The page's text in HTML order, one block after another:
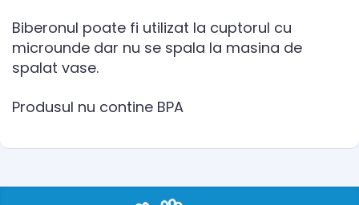
Biberonul poate fi utilizat la cuptorul cu
microunde dar nu se spala la masina de
spalat vase.
Produsul nu contine BPA